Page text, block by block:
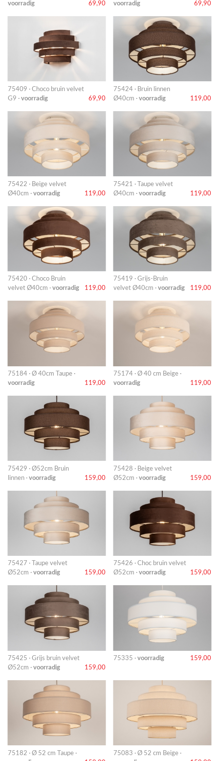
voorradig
69,90
voorradig
69,90
75409 · Choco bruin velvet
G9 · voorradig 69,90
75424 · Bruin linnen
Ø40cm · voorradig 119,00
75422 · Beige velvet
Ø40cm · voorradig 119,00
75421 · Taupe velvet
Ø40cm · voorradig 119,00
75420 · Choco Bruin
velvet Ø40cm · voorradig 119,00
75419 · Grijs-Bruin
velvet Ø40cm · voorradig 119,00
75184 · Ø 40cm Taupe ·
voorradig
119,00
75174 · Ø 40 cm Beige ·
voorradig
119,00
75429 · Ø52cm Bruin
linnen · voorradig 159,00
75428 · Beige velvet
Ø52cm · voorradig 159,00
75427 · Taupe velvet
Ø52cm · voorradig 159,00
75426 · Choc bruin velvet
Ø52cm · voorradig 159,00
75425 · Grijs bruin velvet
Ø52cm · voorradig 159,00
75335 · voorradig 159,00
75182 · Ø 52 cm Taupe ·
75083 · Ø 52 cm Beige ·